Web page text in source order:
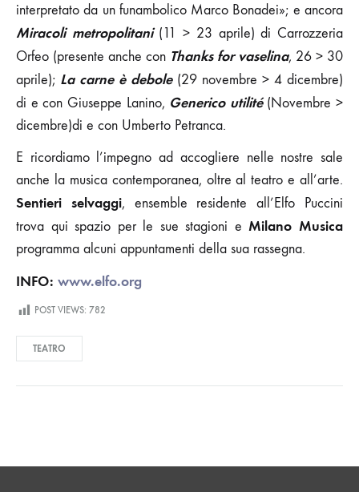
interpretato da un funambolico Marco Bonadei»; e ancora
Miracoli metropolitani(11 > 23 aprile) di Carrozzeria
Orfeo (presente anche con Thanks for vaselina, 26 > 30
aprile); La carne è debole(29 novembre > 4 dicembre)
di e con Giuseppe Lanino, Generico utilité (Novembre >
dicembre)di e con Umberto Petranca.
E ricordiamo l’impegno ad accogliere nelle nostre sale
anche la musica contemporanea, oltre al teatro e all’arte.
Sentieri selvaggi, ensemble residente all’Elfo Puccini
trova qui spazio per le sue stagioni eMilano Musica
programma alcuni appuntamenti della sua rassegna.
INFO: www.elfo.org
POST VIEWS: 782
TEATRO